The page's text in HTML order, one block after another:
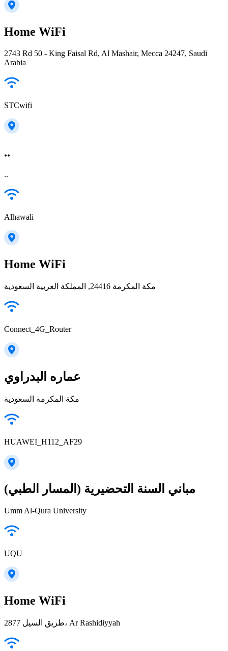
Home WiFi
2743 Rd 50 - King Faisal Rd, Al Mashair, Mecca 24247, Saudi
Arabia
STCwifi
..
..
Alhawali
Home WiFi
مكة المكرمة 24416, المملكة العربية السعودية
Connect_4G_Router
عماره البدراوي
مكة المكرمة السعودية
HUAWEI_H112_AF29
مباني السنة التحضيرية (المسار الطبي)
Umm Al-Qura University
UQU
Home WiFi
2877 طريق السيل، Ar Rashidiyyah